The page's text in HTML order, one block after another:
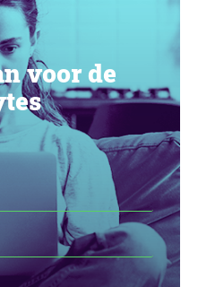
voor de